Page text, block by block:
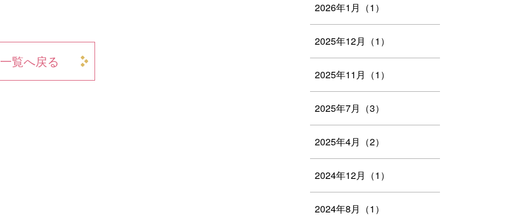
一覧へ戻る
2026年1月（1）
2025年12月（1）
2025年11月（1）
2025年7月（3）
2025年4月（2）
2024年12月（1）
2024年8月（1）